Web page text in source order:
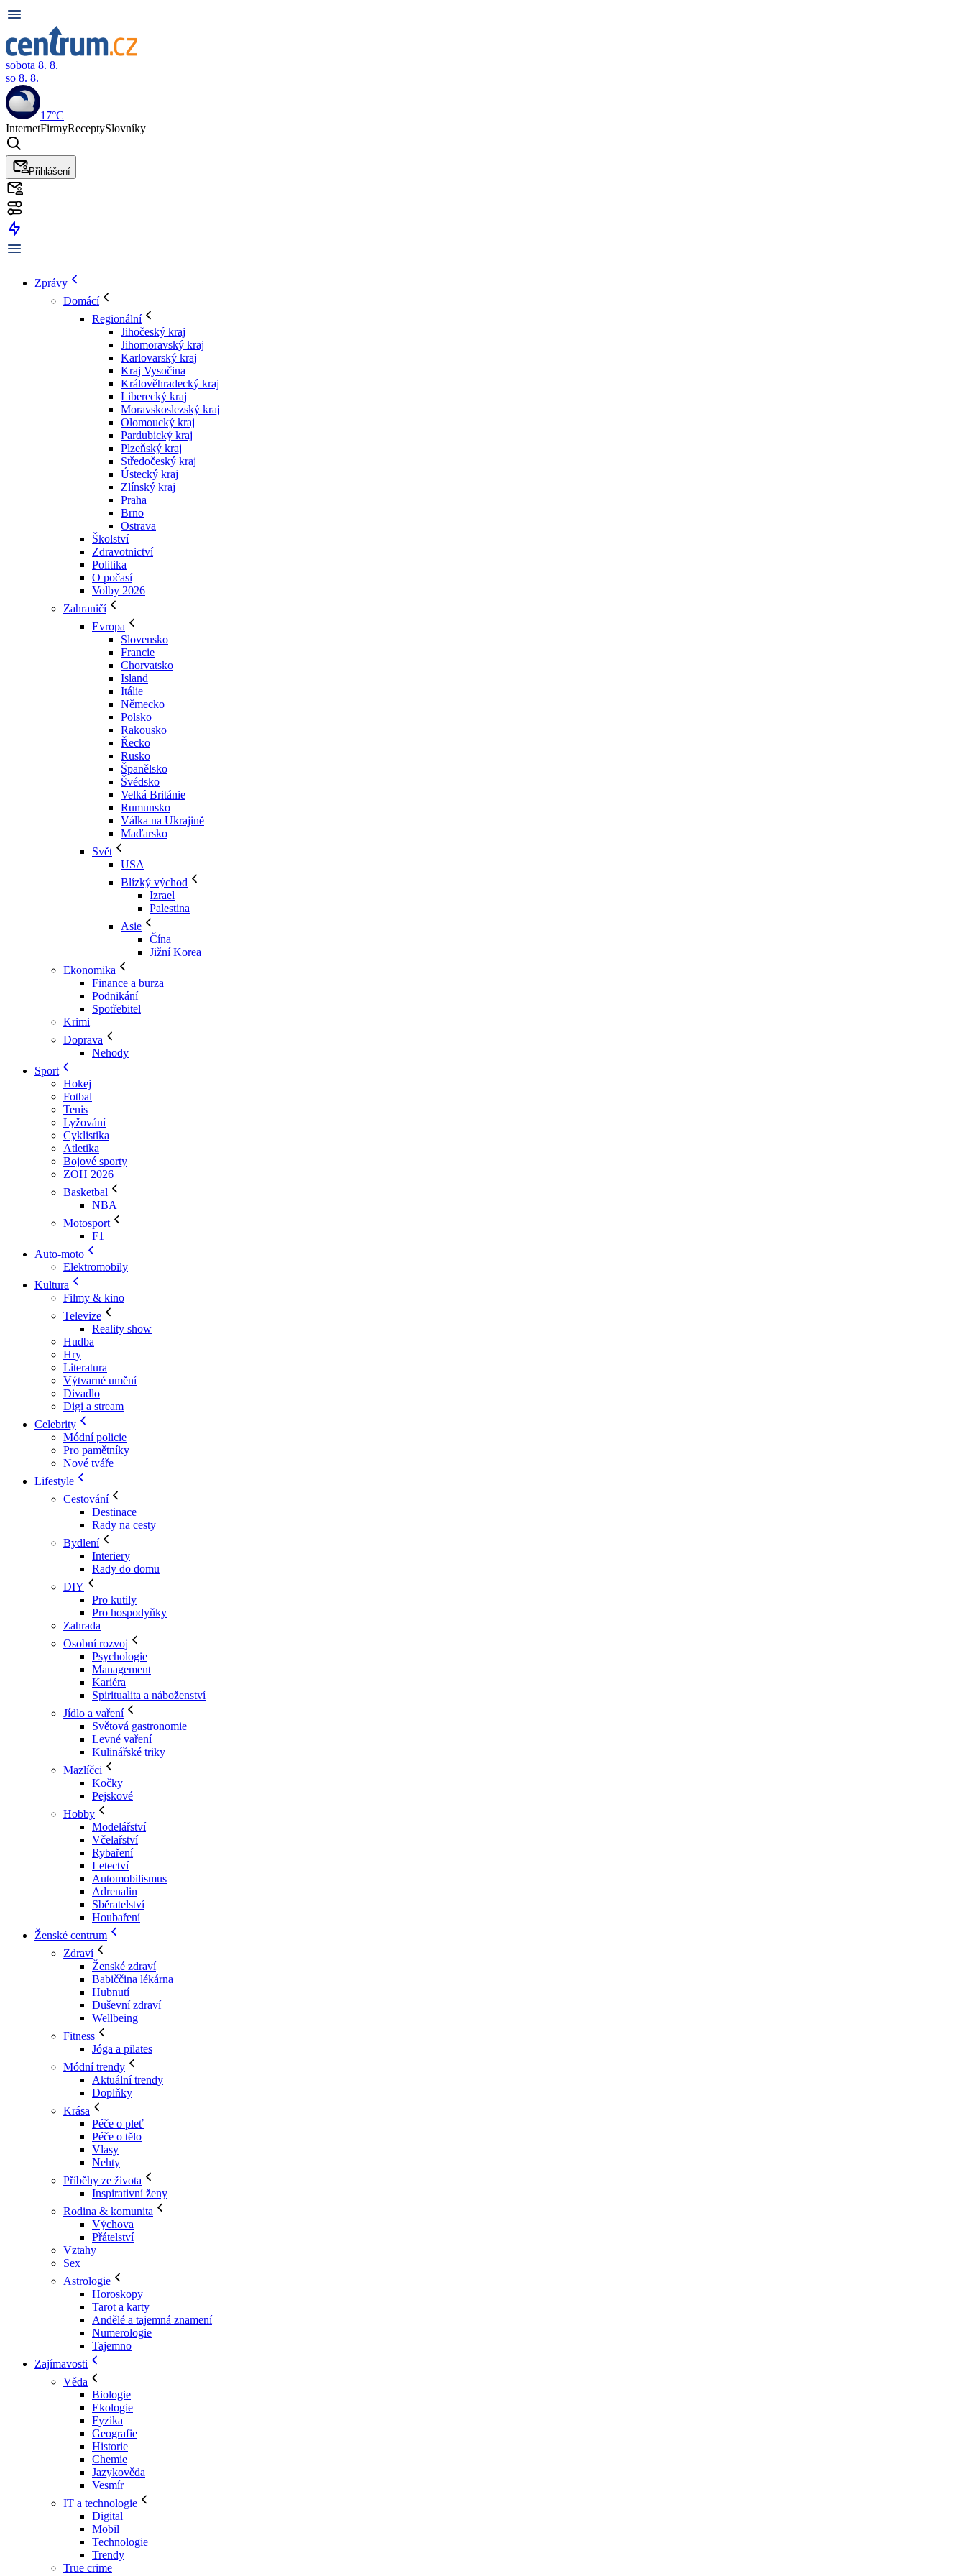
sobota 8. 8.
so 8. 8.
17°C
InternetFirmyReceptySlovníky
Přihlášení
Zprávy
Domácí
Regionální
Jihočeský kraj
Jihomoravský kraj
Karlovarský kraj
Kraj Vysočina
Králověhradecký kraj
Liberecký kraj
Moravskoslezský kraj
Olomoucký kraj
Pardubický kraj
Plzeňský kraj
Středočeský kraj
Ústecký kraj
Zlínský kraj
Praha
Brno
Ostrava
Školství
Zdravotnictví
Politika
O počasí
Volby 2026
Zahraničí
Evropa
Slovensko
Francie
Chorvatsko
Island
Itálie
Německo
Polsko
Rakousko
Řecko
Rusko
Španělsko
Švédsko
Velká Británie
Rumunsko
Válka na Ukrajině
Maďarsko
Svět
USA
Blízký východ
Izrael
Palestina
Asie
Čína
Jižní Korea
Ekonomika
Finance a burza
Podnikání
Spotřebitel
Krimi
Doprava
Nehody
Sport
Hokej
Fotbal
Tenis
Lyžování
Cyklistika
Atletika
Bojové sporty
ZOH 2026
Basketbal
NBA
Motosport
F1
Auto-moto
Elektromobily
Kultura
Filmy & kino
Televize
Reality show
Hudba
Hry
Literatura
Výtvarné umění
Divadlo
Digi a stream
Celebrity
Módní policie
Pro pamětníky
Nové tváře
Lifestyle
Cestování
Destinace
Rady na cesty
Bydlení
Interiery
Rady do domu
DIY
Pro kutily
Pro hospodyňky
Zahrada
Osobní rozvoj
Psychologie
Management
Kariéra
Spiritualita a náboženství
Jídlo a vaření
Světová gastronomie
Levné vaření
Kulinářské triky
Mazlíčci
Kočky
Pejskové
Hobby
Modelářství
Včelařství
Rybaření
Letectví
Automobilismus
Adrenalin
Sběratelství
Houbaření
Ženské centrum
Zdraví
Ženské zdraví
Babiččina lékárna
Hubnutí
Duševní zdraví
Wellbeing
Fitness
Jóga a pilates
Módní trendy
Aktuální trendy
Doplňky
Krása
Péče o pleť
Péče o tělo
Vlasy
Nehty
Příběhy ze života
Inspirativní ženy
Rodina & komunita
Výchova
Přátelství
Vztahy
Sex
Astrologie
Horoskopy
Tarot a karty
Andělé a tajemná znamení
Numerologie
Tajemno
Zajímavosti
Věda
Biologie
Ekologie
Fyzika
Geografie
Historie
Chemie
Jazykověda
Vesmír
IT a technologie
Digital
Mobil
Technologie
Trendy
True crime